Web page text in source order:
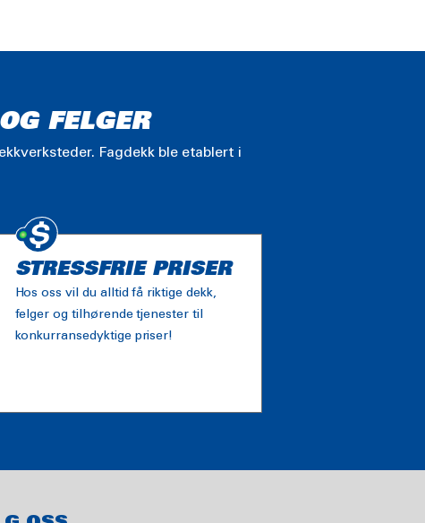
FELGER
Fagdekk ble etablert i
STRESSFRIE PRISER
Hos oss vil du alltid få riktige dekk,
felger og tilhørende tjenester til
konkurransedyktige priser!